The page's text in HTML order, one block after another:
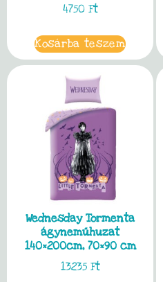
4750 Ft
Kosárba teszem
Wednesday Tormenta
ágyneműhuzat
140×200cm, 70×90 cm
13235 Ft